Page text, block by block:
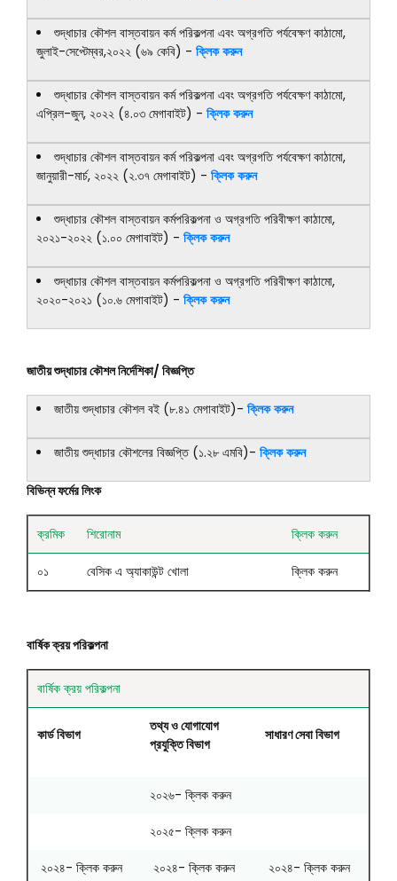
শুদ্ধাচার কৌশল বাস্তবায়ন কর্ম পরিকল্পনা এবং অগ্রগতি পর্যবেক্ষণ কাঠামো,
জুলাই-সেপ্টেম্বর,২০২২ (৬৯ কেবি) - ক্লিক করুন
শুদ্ধাচার কৌশল বাস্তবায়ন কর্ম পরিকল্পনা এবং অগ্রগতি পর্যবেক্ষণ কাঠামো,
এপ্রিল-জুন, ২০২২ (৪.০৩ মেগাবাইট) - ক্লিক করুন
শুদ্ধাচার কৌশল বাস্তবায়ন কর্ম পরিকল্পনা এবং অগ্রগতি পর্যবেক্ষণ কাঠামো,
জানুয়ারী-মার্চ, ২০২২ (২.৩৭ মেগাবাইট) - ক্লিক করুন
শুদ্ধাচার কৌশল বাস্তবায়ন কর্মপরিকল্পনা ও অগ্রগতি পরিবীক্ষণ কাঠামো,
২০২১-২০২২ (১.০০ মেগাবাইট) - ক্লিক করুন
শুদ্ধাচার কৌশল বাস্তবায়ন কর্মপরিকল্পনা ও অগ্রগতি পরিবীক্ষণ কাঠামো,
২০২০-২০২১ (১০.৬ মেগাবাইট) - ক্লিক করুন
জাতীয় শুদ্ধাচার কৌশল নির্দেশিকা/ বিজ্ঞপ্তি
জাতীয় শুদ্ধাচার কৌশল বই (৮.৪১ মেগাবাইট)- ক্লিক করুন
জাতীয় শুদ্ধাচার কৌশলের বিজ্ঞপ্তি (১.২৮ এমবি)- ক্লিক করুন
বিভিন্ন ফর্মের লিংক
ক্রমিক শিরোনাম ক্লিক করুন
০১ বেসিক এ অ্যাকাউন্ট খোলা ক্লিক করুন
বার্ষিক ক্রয় পরিকল্পনা
বার্ষিক ক্রয় পরিকল্পনা
কার্ড বিভাগ
তথ্য ও যোগাযোগ
প্রযুক্তি বিভাগ
সাধারণ সেবা বিভাগ
২০২৬- ক্লিক করুন
২০২৫- ক্লিক করুন
২০২৪- ক্লিক করুন ২০২৪- ক্লিক করুন ২০২৪- ক্লিক করুন